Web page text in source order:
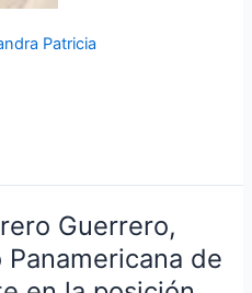
Patricia
Guerrero,
de